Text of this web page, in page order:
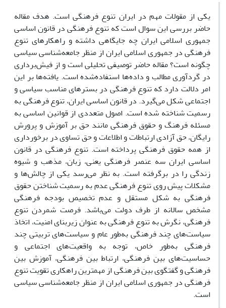
یکی از مقولات مهم در ایران تنوع فرهنگی است. هدف مقاله
حاضر بررسی این سوال است که تنوع فرهنگی در قانون اساسی
جمهوری اسلامی ایران چه جایگاهی داشته و راهکارهای تنوع
فرهنگی در جمهوری اسلامی ایران از منظر جامعه‌شناسی سیاسی
چگونه است؟ مقاله حاضر توصیفی تحلیلی است و از فیش‌برداری
در گردآوری مطالب و داده‌ها استفاده‌شده است. یافته‌ها بر این
امر دلالت دارد که تنوع فرهنگی در بسترهای مناسب سیاسی و
اجتماعی شکل می‌گیرد. در قانون اساسی ایران، تنوع فرهنگی به
رسمیت شناخته شده است. اصول متعددی از قوانین اساسی به
مسئله فرهنگ و حقوق فرهنگی مانند حق بر آموزش ‌و پرورش
رایگان، حق آزادی ارتباطات و اطلاعات و حق تساوی در برخورداری
از همه حقوق فرهنگی پرداخته است. تنوع فرهنگی در قانون
اساسی ایران سه عنصر فرهنگی یعنی، زبان، مذهب و شیوه
زندگی را در برگرفته است. به نظر می‌رسد یکی از چالش‌ها و
مشکلات پیش روی تنوع فرهنگی عدم به رسمیت شناختن حقوق
فرهنگی به شکل مستقل و عدم تخصیص بودجه فرهنگی
مشخص سالانه از طرف دولت می‌باشد. فرصت شمردن تنوع
فرهنگی، نگرش به تنوع فرهنگی به عنوان زیربنای امنیت، اتخاذ
سیاست‌های چند فرهنگی به‌طور عام و سیاست‌های تربیتی چند
فرهنگی به‌طور خاص، توجه به واقعیت‌های اجتماعی و
حساسیت‌های بین فرهنگی، ارتباط بین فرهنگی، آموزش بین
فرهنگی و گفتگوی بین فرهنگی از مهمترین راهکاری تقویت تنوع
فرهنگی در جمهوری اسلامی ایران از منظر جامعه‌شناسی سیاسی
است.